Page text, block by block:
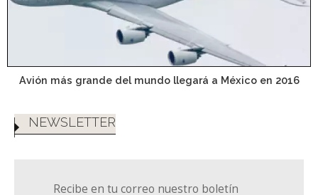
Avión más grande del mundo llegará a México en 2016
NEWSLETTER
Recibe en tu correo nuestro boletín